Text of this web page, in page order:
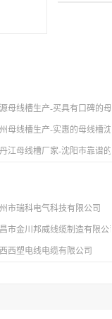
线槽品牌推荐
母线槽生产-买具有口碑的
选沈阳爱意达
母线槽生产-实惠的母线槽沈
线槽
江母线槽厂家-沈阳市靠谱的
市瑞科电气科技有限公司
市金川邦威线缆制造有限公司
西塑电线电缆有限公司